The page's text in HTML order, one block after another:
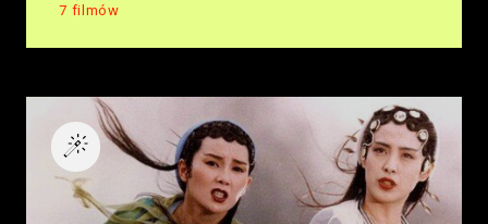
7 filmów